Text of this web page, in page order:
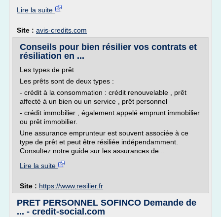
Lire la suite
Site : avis-credits.com
Conseils pour bien résilier vos contrats et
résiliation en ...
Les types de prêt
Les prêts sont de deux types :
- crédit à la consommation : crédit renouvelable , prêt
affecté à un bien ou un service , prêt personnel
- crédit immobilier , également appelé emprunt immobilier
ou prêt immobilier.
Une assurance emprunteur est souvent associée à ce
type de prêt et peut être résiliée indépendamment.
Consultez notre guide sur les assurances de...
Lire la suite
Site : https://www.resilier.fr
PRET PERSONNEL SOFINCO Demande de
... - credit-social.com